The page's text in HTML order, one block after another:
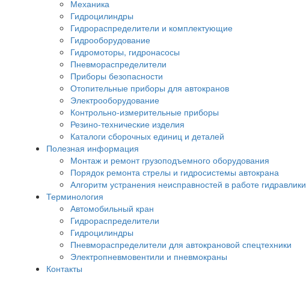
Механика
Гидроцилиндры
Гидрораспределители и комплектующие
Гидрооборудование
Гидромоторы, гидронасосы
Пневмораспределители
Приборы безопасности
Отопительные приборы для автокранов
Электрооборудование
Контрольно-измерительные приборы
Резино-технические изделия
Каталоги сборочных единиц и деталей
Полезная информация
Монтаж и ремонт грузоподъемного оборудования
Порядок ремонта стрелы и гидросистемы автокрана
Алгоритм устранения неисправностей в работе гидравлики
Терминология
Автомобильный кран
Гидрораспределители
Гидроцилиндры
Пневмораспределители для автокрановой спецтехники
Электропневмовентили и пневмокраны
Контакты